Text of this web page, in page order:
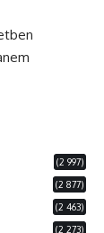
(2 997)
(2 877)
(2 463)
(2 273)